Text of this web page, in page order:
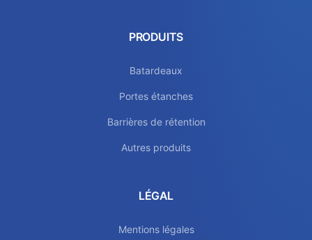
PRODUITS
Batardeaux
Portes étanches
Barrières de rétention
Autres produits
LÉGAL
Mentions légales